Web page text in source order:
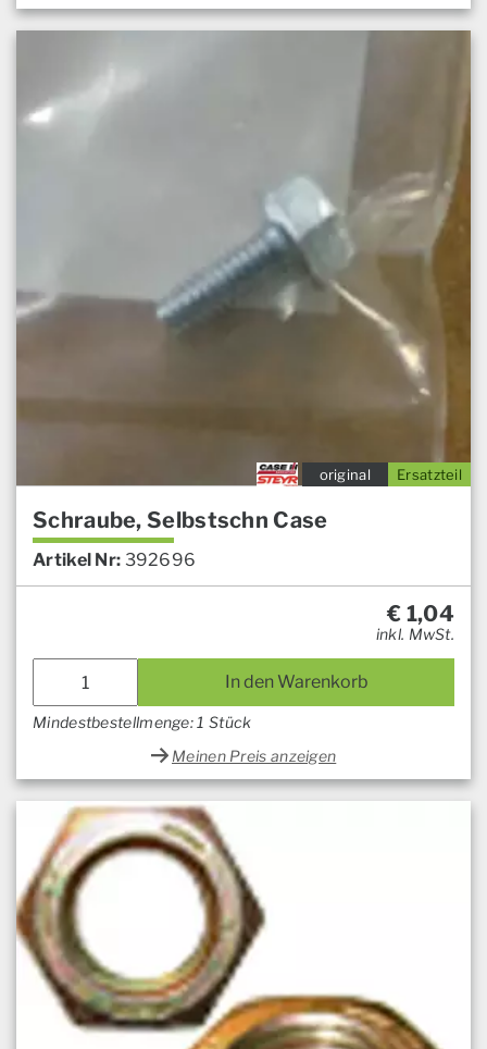
Ersatzteil
original
Schraube, Selbstschn Case
Artikel Nr: 392696
€ 1,04
inkl. MwSt.
In den Warenkorb
Mindestbestellmenge: 1 Stück
Meinen Preis anzeigen